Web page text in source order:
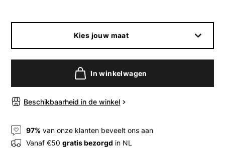
Kies jouw maat
In winkelwagen
Beschikbaarheid in de winkel
97% van onze klanten beveelt ons aan
Vanaf €50gratis bezorgd in NL